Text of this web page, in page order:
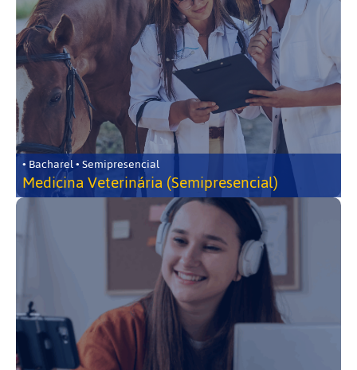
• Bacharel • Semipresencial
Medicina Veterinária (Semipresencial)